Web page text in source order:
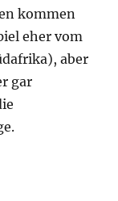
kommen
eher vom
aber
gar